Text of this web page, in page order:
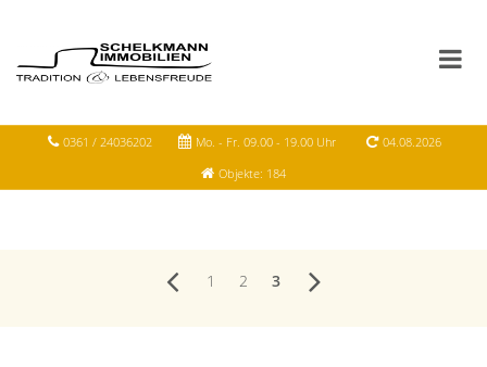
0361 / 24036202 Mo. - Fr. 09.00 - 19.00 Uhr
04.08.2026
Objekte: 184
1 2 3